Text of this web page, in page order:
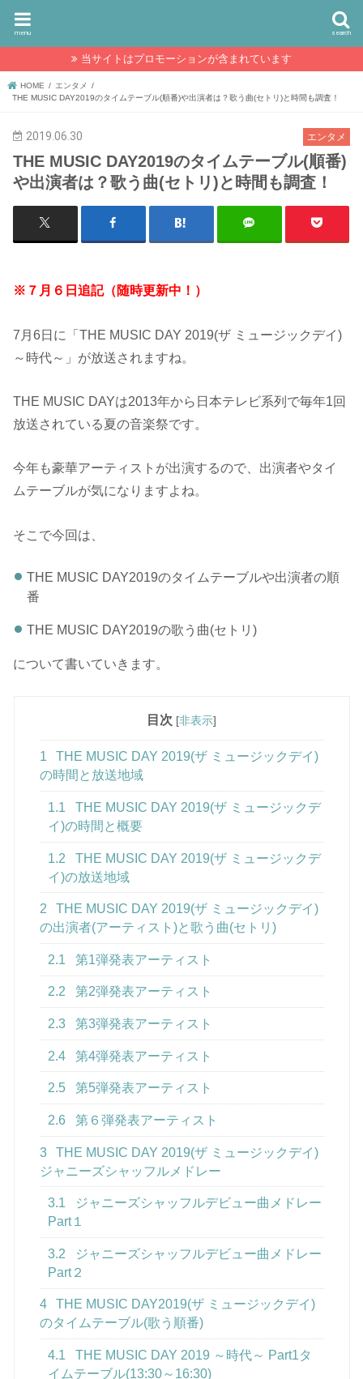
search
menu
当サイトはプロモーションが含まれています
HOME
エンタメ
THE MUSIC DAY2019のタイムテーブル(順番)や出演者は？歌う曲(セトリ)と時間も調査！
エンタメ
2019.06.30
THE MUSIC DAY2019のタイムテーブル(順番)
や出演者は？歌う曲(セトリ)と時間も調査！
※７月６日追記（随時更新中！）
7月6日に「THE MUSIC DAY 2019(ザ ミュージックデイ)
～時代～」が放送されますね。
THE MUSIC DAYは2013年から日本テレビ系列で毎年1回
放送されている夏の音楽祭です。
今年も豪華アーティストが出演するので、出演者やタイ
ムテーブルが気になりますよね。
そこで今回は、
THE MUSIC DAY2019のタイムテーブルや出演者の順
番
THE MUSIC DAY2019の歌う曲(セトリ)
について書いていきます。
目次 [非表示]
1
THE MUSIC DAY 2019(ザ ミュージックデイ)
の時間と放送地域
1.1
THE MUSIC DAY 2019(ザ ミュージックデ
イ)の時間と概要
1.2
THE MUSIC DAY 2019(ザ ミュージックデ
イ)の放送地域
2
THE MUSIC DAY 2019(ザ ミュージックデイ)
の出演者(アーティスト)と歌う曲(セトリ)
2.1 第1弾発表アーティスト
2.2 第2弾発表アーティスト
2.3 第3弾発表アーティスト
2.4 第4弾発表アーティスト
2.5 第5弾発表アーティスト
2.6 第６弾発表アーティスト
3
THE MUSIC DAY 2019(ザ ミュージックデイ)
ジャニーズシャッフルメドレー
3.1
ジャニーズシャッフルデビュー曲メドレー
Part１
3.2
ジャニーズシャッフルデビュー曲メドレー
Part２
4
THE MUSIC DAY2019(ザ ミュージックデイ)
のタイムテーブル(歌う順番)
4.1
THE MUSIC DAY 2019 ～時代～ Part1タ
イムテーブル(13:30～16:30)